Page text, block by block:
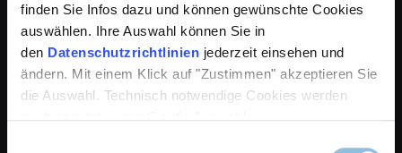
finden Sie Infos dazu und können gewünschte Cookies
auswählen. Ihre Auswahl können Sie in
den Datenschutzrichtlinien jederzeit einsehen und
ändern. Mit einem Klick auf "Zustimmen" akzeptieren Sie
die Auswahl. Technisch notwendige Cookies werden
auch gesetzt, wenn Sie die Auswahl
Legal notice
General terms & conditions
Privacy notice
cancellation terms
Ocular Ellipse Ocular Square Lights